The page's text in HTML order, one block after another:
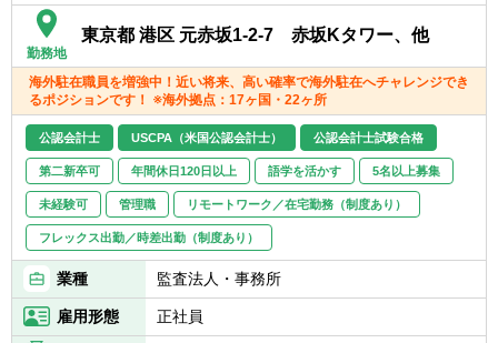
勤務地
東京都 港区 元赤坂1-2-7 赤坂Kタワー、他
海外駐在職員を増強中！近い将来、高い確率で海外駐在へチャレンジでき
るポジションです！ ※海外拠点：17ヶ国・22ヶ所
公認会計士 USCPA（米国公認会計士） 公認会計士試験合格
第二新卒可 年間休日120日以上 語学を活かす 5名以上募集
未経験可 管理職 リモートワーク／在宅勤務（制度あり）
フレックス出勤／時差出勤（制度あり）
業種 監査法人・事務所
雇用形態 正社員